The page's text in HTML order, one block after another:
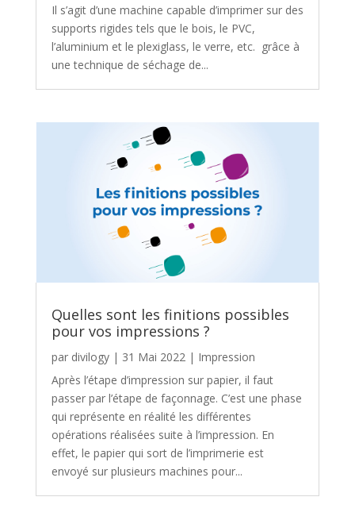
Il s’agit d’une machine capable d’imprimer sur des
supports rigides tels que le bois, le PVC,
l’aluminium et le plexiglass, le verre, etc. grâce à
une technique de séchage de...
Quelles sont les finitions possibles
pour vos impressions ?
par divilogy| 31 Mai 2022 | Impression
Après l’étape d’impression sur papier, il faut
passer par l’étape de façonnage. C’est une phase
qui représente en réalité les différentes
opérations réalisées suite à l’impression. En
effet, le papier qui sort de l’imprimerie est
envoyé sur plusieurs machines pour...